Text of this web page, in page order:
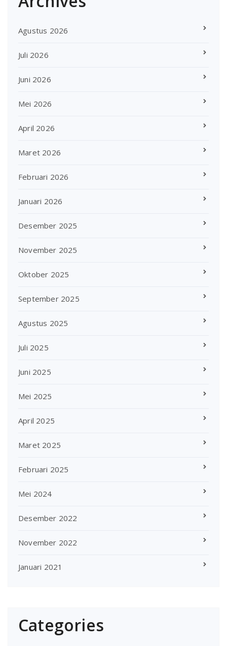
Agustus 2026
Juli 2026
Juni 2026
Mei 2026
April 2026
Maret 2026
Februari 2026
Januari 2026
Desember 2025
November 2025
Oktober 2025
September 2025
Agustus 2025
Juli 2025
Juni 2025
Mei 2025
April 2025
Maret 2025
Februari 2025
Mei 2024
Desember 2022
November 2022
Januari 2021
Categories